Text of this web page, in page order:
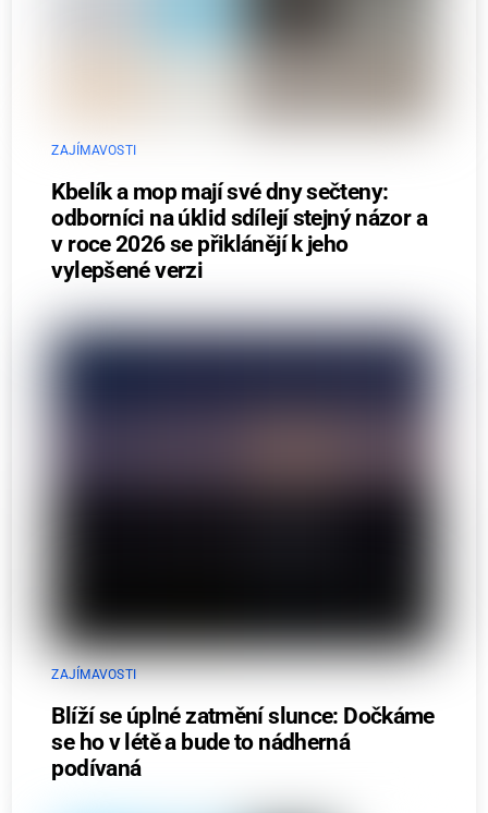
ZAJÍMAVOSTI
Kbelík a mop mají své dny sečteny:
odborníci na úklid sdílejí stejný názor a
v roce 2026 se přiklánějí k jeho
vylepšené verzi
ZAJÍMAVOSTI
Blíží se úplné zatmění slunce: Dočkáme
se ho v létě a bude to nádherná
podívaná